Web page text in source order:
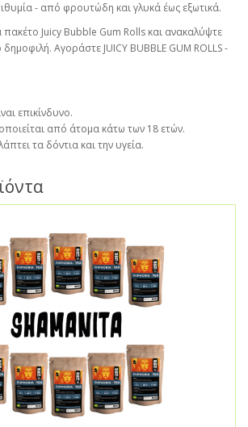
- από φρουτώδη και γλυκά έως εξωτικά.
Juicy Bubble Gum Rolls και ανακαλύψτε
δημοφιλή. Αγοράστε JUICY BUBBLE GUM ROLLS -
επικίνδυνο.
από άτομα κάτω των 18 ετών.
τα δόντια και την υγεία.